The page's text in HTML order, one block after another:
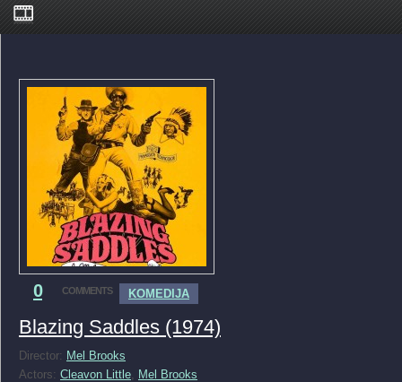
0 COMMENTS KOMEDIJA
Blazing Saddles (1974)
Director: Mel Brooks
Actors: Cleavon Little, Mel Brooks